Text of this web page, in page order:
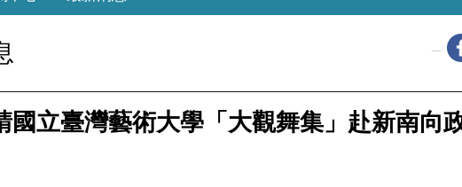
首頁 站導
國立臺灣藝術大學「大觀舞集」赴新南向